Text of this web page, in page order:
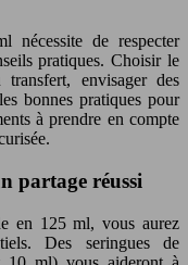
nécessite de respecter
pratiques. Choisir le
envisager des
bonnes pratiques pour
à prendre en compte
partage réussi
en 125 ml, vous aurez
Des seringues de